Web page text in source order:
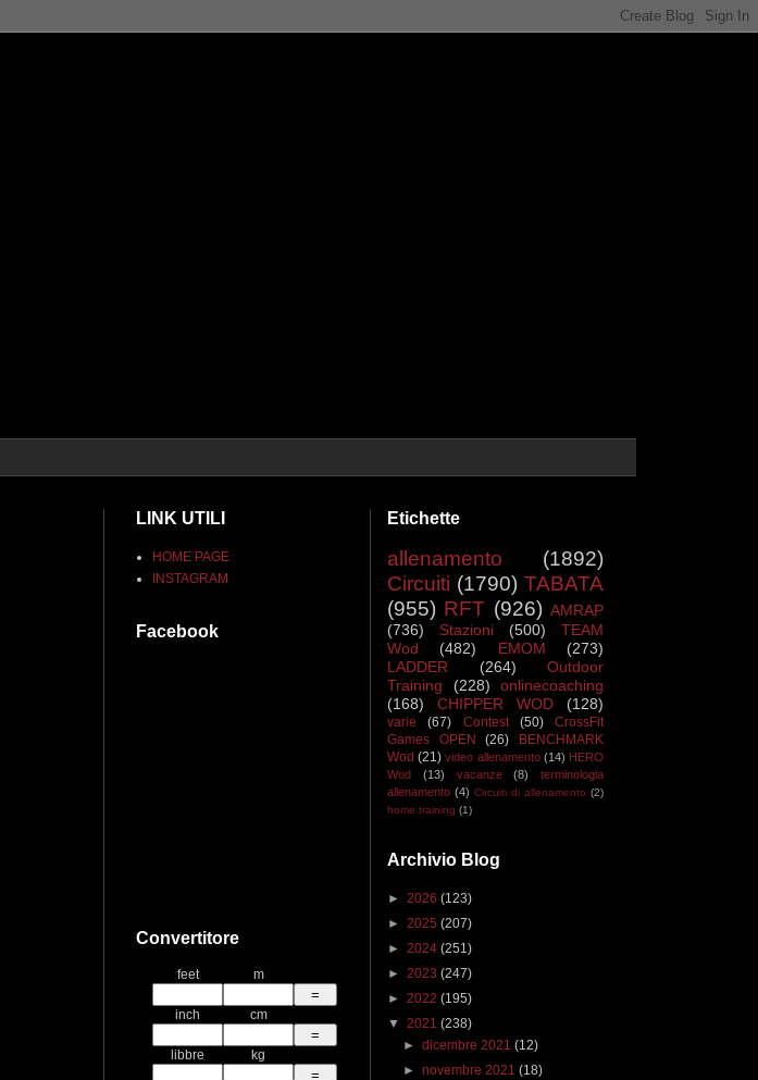
LINK UTILI
HOME PAGE
INSTAGRAM
Facebook
Convertitore
feet m
inch cm
libbre kg
Etichette
allenamento
(1892)
Circuiti (1790) TABATA
(955) RFT (926) AMRAP
(736)
Stazioni (500)
TEAM
Wod
(482) EMOM
(273)
LADDER
(264)
Outdoor
Training
(228)
onlinecoaching
(168)
CHIPPER WOD (128)
varie (67) Contest (50)
CrossFit
Games OPEN
(26)
BENCHMARK
Wod (21) video allenamento (14) HERO
Wod
(13) vacanze (8)
terminologia
allenamento (4) Circuiti di allenamento (2)
home training (1)
Archivio Blog
► 2026 (123)
► 2025 (207)
► 2024 (251)
► 2023 (247)
► 2022 (195)
▼ 2021 (238)
►dicembre 2021(12)
►novembre 2021(18)